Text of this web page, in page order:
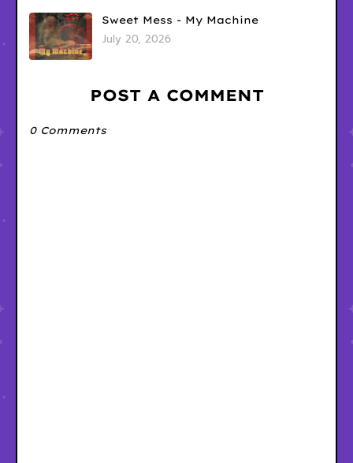
Sweet Mess - My Machine
July 20, 2026
POST A COMMENT
0 Comments